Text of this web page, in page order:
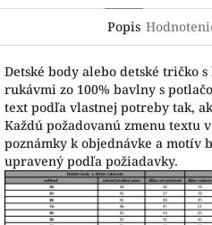
Popis
Detské body alebo detské tričko
rukávmi zo 100% bavlny s
text podľa vlastnej potreby tak,
Každú požadovanú zmenu textu
poznámky k objednávke a motív
upravený podľa požiadavky.